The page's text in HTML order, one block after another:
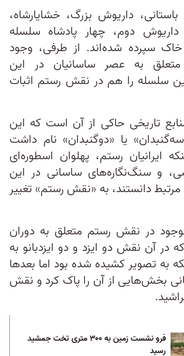
داریوش بزرگ، خشایارشاه،
دوم، چهار پادشاه سلسله
سپرده شده‌اند. از طرفی، وجود
متعلق به عصر ساسانیان در این
سلسله را هم در نقش رستم اثبات
تاریخی حاکی از آن است که این
یا «دوگنبدان» نام داشت
ایرانیان رستم، پهلوان اسطوره‌ای
و سنگ‌نگاره‌های ساسانی در این
دانستند، به «نقش رستم» تغییر
در نقش رستم متعلق به دوران
در آن نقش دو ایزد و دو ایزدبانو به
به تصویر کشیده شده بود اما بعدها
بخش‌هایی از آن را پاک کرد و نقش
فرو نشست زمین به ۳۰۰ متری تخت جمشید
رسید